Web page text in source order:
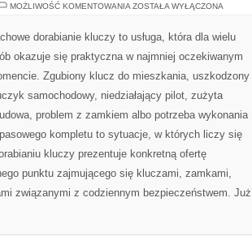
MOŻLIWOŚĆ KOMENTOWANIA NOWINKI
ZOSTAŁA WYŁĄCZONA
dorabianie kluczy to usługa, która dla wielu
okazuje się praktyczna w najmniej oczekiwanym
Zgubiony klucz do mieszkania, uszkodzony
samochodowy, niedziałający pilot, zużyta
problem z zamkiem albo potrzeba wykonania
kompletu to sytuacje, w których liczy się
kluczy prezentuje konkretną ofertę
punktu zajmującego się kluczami, zamkami,
związanymi z codziennym bezpieczeństwem. Już